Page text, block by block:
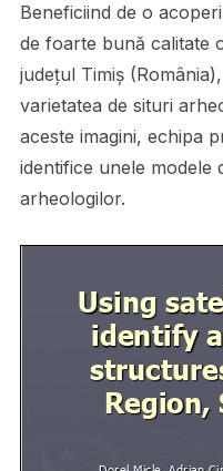
Beneficiind de o
de foarte bună calitate
judeţul Timiş
varietatea de situri
aceste imagini, echipa
identifice unele modele
arheologilor.